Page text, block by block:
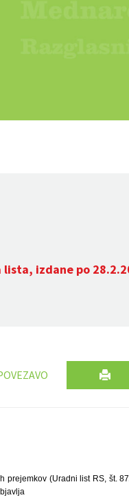
izdane po
prejemkov (Uradni list RS, št.